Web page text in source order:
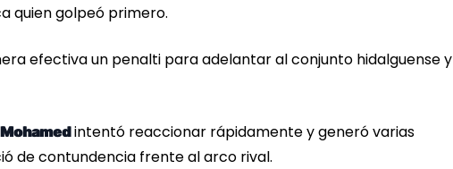
quien golpeó primero.
efectiva un penalti para adelantar al conjunto hidalguense y
intentó reaccionar rápidamente y generó varias
de contundencia frente al arco rival.